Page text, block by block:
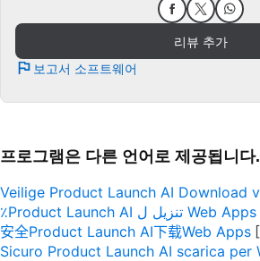
리뷰 추가
보고서 소프트웨어
프로그램은 다른 언어로 제공됩니다.
Veilige Product Launch AI Download
٪Product Launch AI تنزيل ل Web Apps
安全Product Launch AI下载Web Apps
Sicuro Product Launch AI scarica per